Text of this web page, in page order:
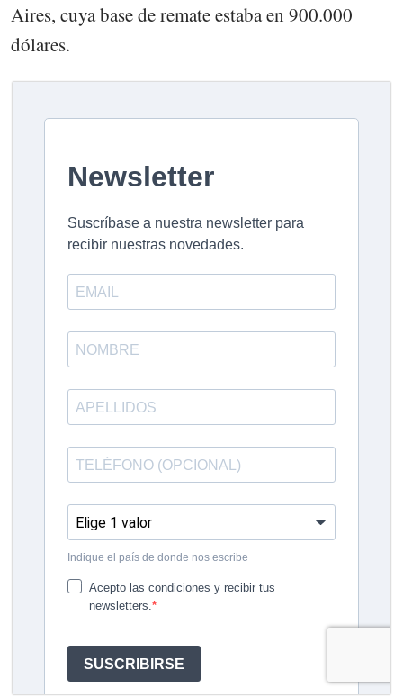
Aires, cuya base de remate estaba en 900.000
dólares.